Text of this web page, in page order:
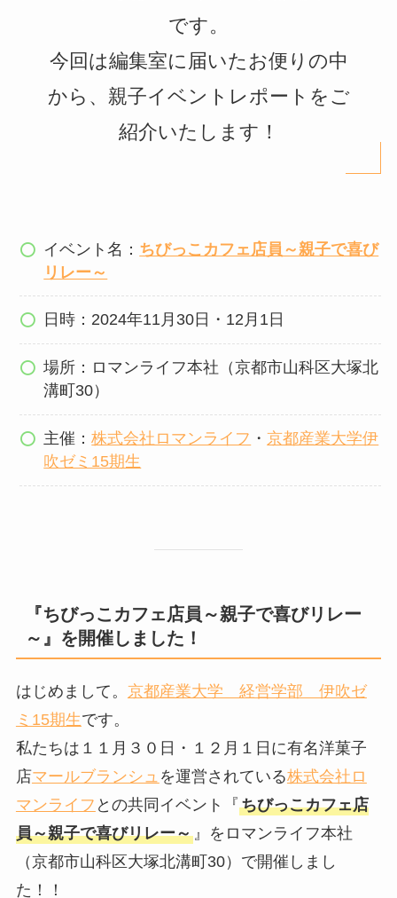
です。
今回は編集室に届いたお便りの中
から、親子イベントレポートをご
紹介いたします！
イベント名： ちびっこカフェ店員～親子で喜び
リレー～
日時：2024年11月30日・12月1日
場所：ロマンライフ本社（京都市山科区大塚北
溝町30）
主催：株式会社ロマンライフ ・京都産業大学伊
吹ゼミ15期生
『ちびっこカフェ店員～親子で喜びリレー
～』を開催しました！
はじめまして。 京都産業大学 経営学部 伊吹ゼ
ミ15期生です。
私たちは１１月３０日・１２月１日に有名洋菓子
店マールブランシュ を運営されている株式会社ロ
マンライフ との共同イベント『ちびっこカフェ店
員～親子で喜びリレー～』をロマンライフ本社
（京都市山科区大塚北溝町30）で開催しまし
た！！